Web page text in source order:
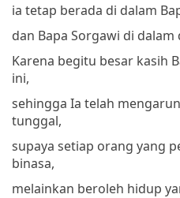
ia tetap berada di dalam
dan Bapa Sorgawi di dalam
Karena begitu besar kasih
ini,
sehingga Ia telah
tunggal,
supaya setiap orang yang
binasa,
melainkan beroleh hidup